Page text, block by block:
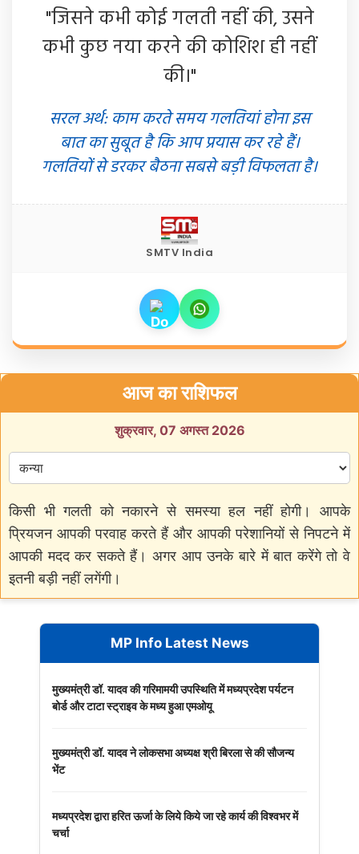
"जिसने कभी कोई गलती नहीं की, उसने
कभी कुछ नया करने की कोशिश ही नहीं
की।"
सरल अर्थ: काम करते समय गलतियां होना इस
बात का सुबूत है कि आप प्रयास कर रहे हैं।
गलतियों से डरकर बैठना सबसे बड़ी विफलता है।
SMTV India
आज का राशिफल
शुक्रवार, 07 अगस्त 2026
किसी भी गलती को नकारने से समस्या हल नहीं होगी। आपके
प्रियजन आपकी परवाह करते हैं और आपकी परेशानियों से निपटने में
आपकी मदद कर सकते हैं। अगर आप उनके बारे में बात करेंगे तो वे
इतनी बड़ी नहीं लगेंगी।
MP Info Latest News
मुख्यमंत्री डॉ. यादव की गरिमामयी उपस्थिति में मध्यप्रदेश पर्यटन
बोर्ड और टाटा स्ट्राइव के मध्य हुआ एमओयू
मुख्यमंत्री डॉ. यादव ने लोकसभा अध्यक्ष श्री बिरला से की सौजन्य
भेंट
मध्यप्रदेश द्वारा हरित ऊर्जा के लिये किये जा रहे कार्य की विश्वभर में
चर्चा